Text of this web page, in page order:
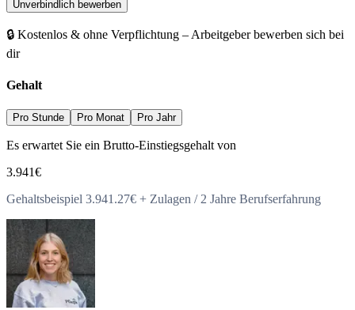
Unverbindlich bewerben
🔒 Kostenlos & ohne Verpflichtung – Arbeitgeber bewerben sich bei
dir
Gehalt
Pro Stunde Pro Monat Pro Jahr
Es erwartet Sie ein Brutto-Einstiegsgehalt von
3.941€
Gehaltsbeispiel 3.941.27€ + Zulagen / 2 Jahre Berufserfahrung